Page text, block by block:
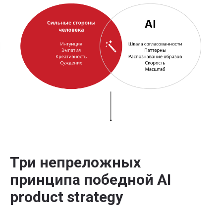
Три непреложных
принципа победной AI
product strategy